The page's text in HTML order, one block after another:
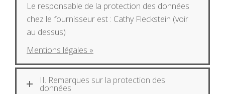
Le responsable de la protection des données
chez le fournisseur est : Cathy Fleckstein (voir
au dessus)
Mentions légales »
II. Remarques sur la protection des
données